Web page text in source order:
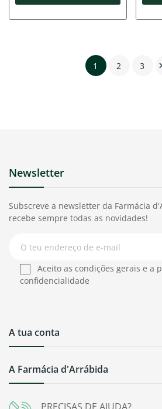
1 2 3 
A Farmácia d'Arrábida
A tua conta
Newsletter
Subscreve a newsletter da Farmácia
recebe sempre todas as novidades!
Aceito as condições gerais e a
confidencialidade